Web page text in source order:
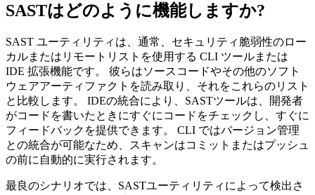
SASTはどのように機能しますか?
SAST ユーティリティは、通常、セキュリティ脆弱性のロー
カルまたはリモートリストを使用する CLI ツールまたは
IDE 拡張機能です。 彼らはソースコードやその他のソフト
ウェアアーティファクトを読み取り、それをこれらのリスト
と比較します。 IDEの統合により、SASTツールは、開発者
がコードを書いたときにすぐにコードをチェックし、すぐに
フィードバックを提供できます。 CLI ではバージョン管理
との統合が可能なため、スキャンはコミットまたはプッシュ
の前に自動的に実行されます。
最良のシナリオでは、SASTユーティリティによって検出さ